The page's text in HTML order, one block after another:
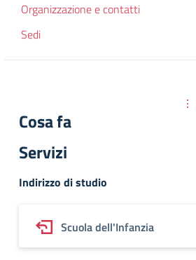
Organizzazione e contatti
Sedi
Cosa fa
Servizi
Indirizzo di studio
Scuola dell'Infanzia